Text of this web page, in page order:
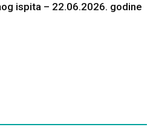
ispita – 22.06.2026. godine